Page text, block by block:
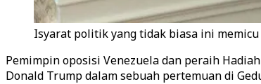
Isyarat politik yang tidak biasa ini
Pemimpin oposisi Venezuela dan peraih
Donald Trump dalam sebuah pertemuan di